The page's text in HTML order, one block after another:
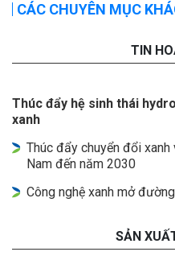
CÁC CHUYÊN MỤC
TIN
Thúc đẩy hệ sinh thái
xanh
Thúc đẩy chuyển đổi
Nam đến năm 2030
Công nghệ xanh mở
SẢN